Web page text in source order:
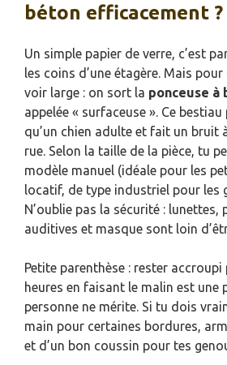
béton efficacement ?
Un simple papier de verre, c’est
les coins d’une étagère. Mais
voir large : on sort la ponceuse à
appelée « surfaceuse ». Ce
qu’un chien adulte et fait un bruit
rue. Selon la taille de la pièce, tu
modèle manuel (idéale pour les
locatif, de type industriel pour les
N’oublie pas la sécurité : lunettes,
auditives et masque sont loin
Petite parenthèse : rester accroupi
heures en faisant le malin est une
personne ne mérite. Si tu dois
main pour certaines bordures,
et d’un bon coussin pour tes